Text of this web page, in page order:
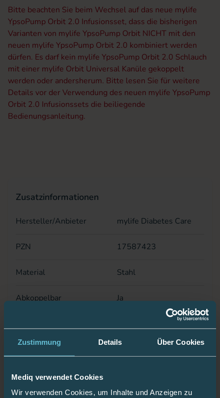
Zustimmung Details Über Cookies
Mediq verwendet Cookies
Wir verwenden Cookies, um Inhalte und Anzeigen zu
Bitte beachten Sie beim Wechsel auf das neue mylife
YpsoPump Orbit 2.0 Infusionsset, dass die bisherigen
Varianten von mylife YpsoPump Orbit NICHT mit den
neuen mylife YpsoPump Orbit 2.0 kombiniert werden
dürfen. Es darf kein mylife YpsoPump Orbit 2.0 Schlauch
mit einer mylife Orbit Universal Kanüle gekoppelt
werden oder andersherum. Bitte lesen Sie für weitere
Details vor der Verwendung des neuen mylife YpsoPump
Orbit 2.0 Infusionssets die beiliegende
Bedienungsanleitung.
Zusatzinformationen
Hersteller/Anbieter mylife Diabetes Care
PZN 17587423
Material Stahl
Abkoppelbar Ja
Kanülenlänge
Schlauchlänge